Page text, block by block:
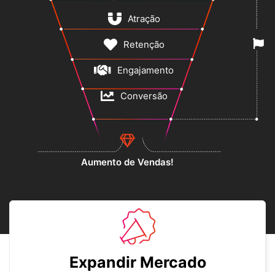
Atração
Retenção
Engajamento
Conversão
Aumento de Vendas!
Expandir Mercado